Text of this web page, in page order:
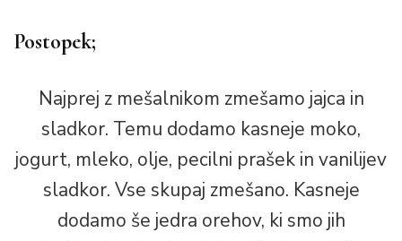
Postopek;
Najprej z mešalnikom zmešamo jajca in
sladkor. Temu dodamo kasneje moko,
jogurt, mleko, olje, pecilni prašek in vanilijev
sladkor. Vse skupaj zmešano. Kasneje
dodamo še jedra orehov, ki smo jih